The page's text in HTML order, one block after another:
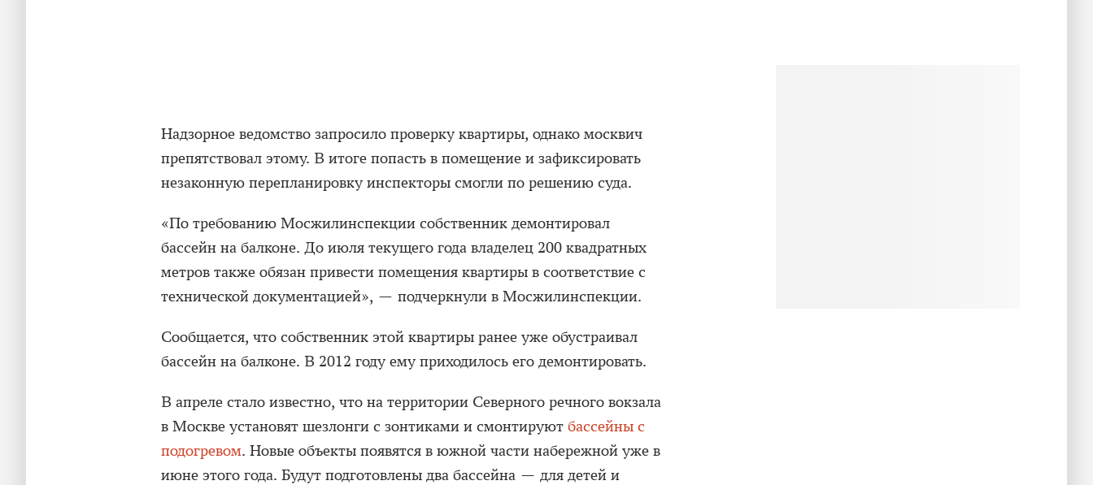
Надзорное ведомство запросило проверку квартиры, однако москвич
препятствовал этому. В итоге попасть в помещение и зафиксировать
незаконную перепланировку инспекторы смогли по решению суда.
«По требованию Мосжилинспекции собственник демонтировал
бассейн на балконе. До июля текущего года владелец 200 квадратных
метров также обязан привести помещения квартиры в соответствие с
технической документацией», — подчеркнули в Мосжилинспекции.
Сообщается, что собственник этой квартиры ранее уже обустраивал
бассейн на балконе. В 2012 году ему приходилось его демонтировать.
В апреле стало известно, что на территории Северного речного вокзала
в Москве установят шезлонги с зонтиками и смонтируют бассейны с
подогревом. Новые объекты появятся в южной части набережной уже в
июне этого года. Будут подготовлены два бассейна — для детей и